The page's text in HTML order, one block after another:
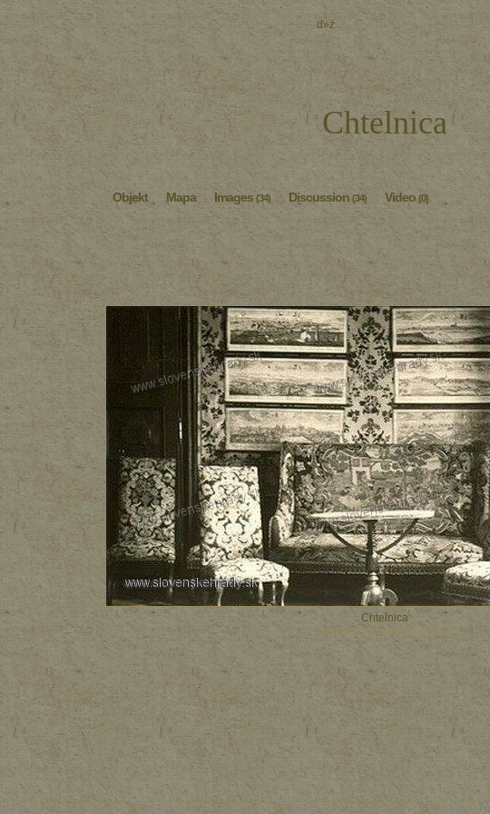
ď»ż
Chtelnica
Objekt Mapa Images (34) Discussion (34) Video (0)
Chtelnica
Envoyé par: Gabriel 26.10.2015